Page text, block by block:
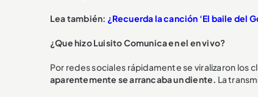
Lea también: ¿Recuerda la canción ‘El baile del
¿Que hizo Luisito Comunica en el en vivo?
Por redes sociales rápidamente se viralizaron los
aparentemente se arrancaba un diente. La